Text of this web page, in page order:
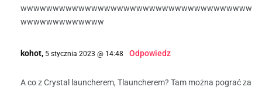
wwwwwwwwwwwwwwwwwwwwwwwwwwwwwwwwwwww
wwwwwwwwwwwww
kohot, 5 stycznia 2023 @ 14:48 Odpowiedz
A co z Crystal launcherem, Tlauncherem? Tam można pograć za